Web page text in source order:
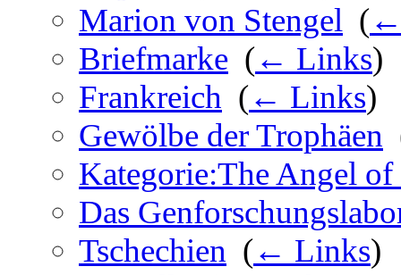
Marion von Stengel (
Briefmarke (← Links)
Frankreich (← Links)
Gewölbe der Trophäen
Kategorie:The Angel of
Das
Tschechien (← Links)